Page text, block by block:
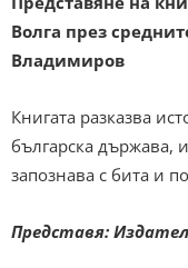
Волга през
Владимиров
Книгата разказва
българска държава,
запознава с бита и
Представя: